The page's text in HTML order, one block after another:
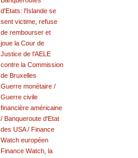
d'Etats: l'Islande se
sent victime, refuse
de rembourser et
joue la Cour de
Justice de l'AELE
contre la Commission
de Bruxelles
Guerre monétaire /
Guerre civile
financière américaine
/ Banqueroute d'Etat
des USA / Finance
Watch européen
Finance Watch, la